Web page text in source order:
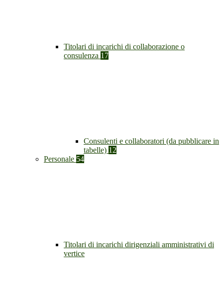
Titolari di incarichi di collaborazione o
consulenza 17
Consulenti e collaboratori (da pubblicare in
tabelle) 12
Personale 54
Titolari di incarichi dirigenziali amministrativi di
vertice